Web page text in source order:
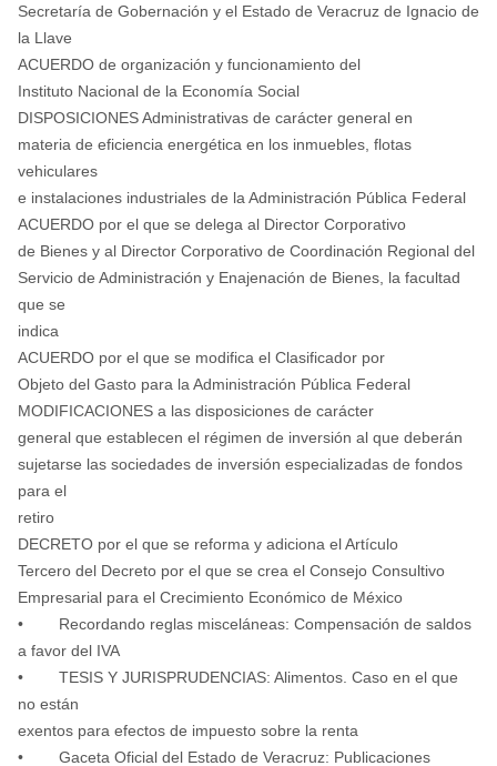
Secretaría de Gobernación y el Estado de Veracruz de Ignacio de
la Llave
ACUERDO de organización y funcionamiento del
Instituto Nacional de la Economía Social
DISPOSICIONES Administrativas de carácter general en
materia de eficiencia energética en los inmuebles, flotas
vehiculares
e instalaciones industriales de la Administración Pública Federal
ACUERDO por el que se delega al Director Corporativo
de Bienes y al Director Corporativo de Coordinación Regional del
Servicio de Administración y Enajenación de Bienes, la facultad
que se
indica
ACUERDO por el que se modifica el Clasificador por
Objeto del Gasto para la Administración Pública Federal
MODIFICACIONES a las disposiciones de carácter
general que establecen el régimen de inversión al que deberán
sujetarse las sociedades de inversión especializadas de fondos
para el
retiro
DECRETO por el que se reforma y adiciona el Artículo
Tercero del Decreto por el que se crea el Consejo Consultivo
Empresarial para el Crecimiento Económico de México
• Recordando reglas misceláneas: Compensación de saldos
a favor del IVA
• TESIS Y JURISPRUDENCIAS: Alimentos. Caso en el que
no están
exentos para efectos de impuesto sobre la renta
• Gaceta Oficial del Estado de Veracruz: Publicaciones